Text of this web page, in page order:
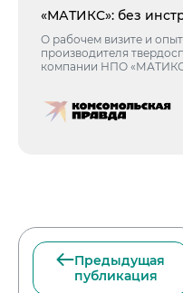
«МАТИКС»: без
О рабочем визите и
производителя
компании НПО
Предыдущая
публикация